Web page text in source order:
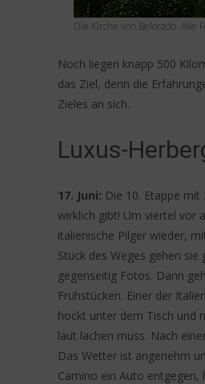
Die Kirche von Belorado. Alle
Noch liegen knapp 500
das Ziel, denn die
Zieles an sich.
Luxus-
17. Juni: Die 10. Etappe
wirklich gibt! Um viertel vor
italienische Pilger wieder,
Stück des Weges gehen
gegenseitig Fotos. Dann
Frühstücken. Einer der
hockt unter dem Tisch und
laut lachen muss. Nach
Das Wetter ist angenehm
Camino ein Auto entgegen,